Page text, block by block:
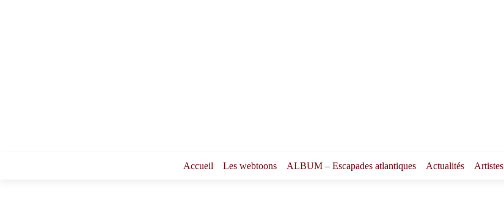
Accueil Les webtoons ALBUM – Escapades atlantiques Actualités Artistes